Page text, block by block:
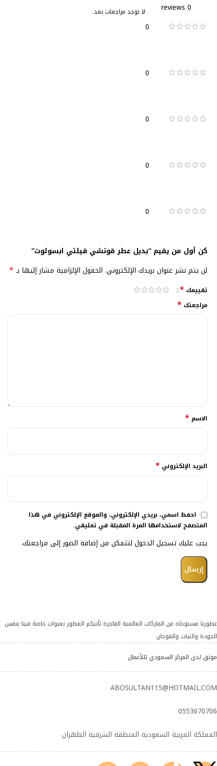
0 reviews
0
0
0
0
0
لا توجد مراجعات بعد.
كن أول من يقيم “بديل عطر قوتشي قيلتي ابسولوت”
لن يتم نشر عنوان بريدك الإلكتروني. الحقول الإلزامية مشار إليها بـ *
تقييمك *
مراجعتك *
الاسم *
البريد الإلكتروني *
احفظ اسمي، بريدي الإلكتروني، والموقع الإلكتروني في هذا
المتصفح لاستخدامها المرة المقبلة في تعليقي.
يجب عليك تسجيل الدخول لتتمكن من إضافة الصور إلى مراجعتك.
عطورنا مستوحاه من الماركات العالمية الفاخرة تأتيكم العطور بعبوات خاصة فينا بنفس
الجودة والثبات والفوحان
موثق لدى المركز السعودي لللأعمال
ABOSULTAN115@HOTMAIL.COM
0553670706
المملكة العربية السعودية المنطقة الشرقية الظهران